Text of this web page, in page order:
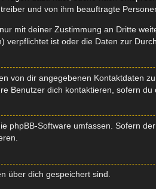
und von ihm beauftragte
mit deiner Zustimmung an Dritte
ist oder die Daten zur
von dir angegebenen Kontaktdaten
Benutzer dich kontaktieren, sofern
phpBB-Software umfassen. Sofern
über dich gespeichert sind.